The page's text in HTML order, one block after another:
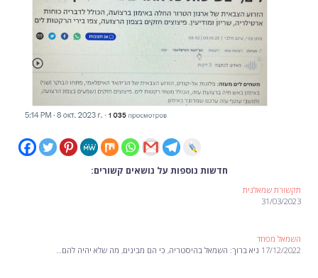
חדשות נוספות על נושאים קשורים:
תקשורת שמאלנית
31/03/2023
השמאל מפחד
17/12/2022 גיא ברוך: השמאל בהיסטריה, כי הם מבינים, מה שלא יהיה להם…